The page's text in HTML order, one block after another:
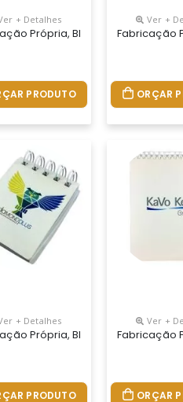
Utilidade, O Moleskine
+ Detalhes
Própria, Blocos
PRODUTO
Ver +
Fabricação
ORÇAR
Do Seu Jeito. Permite
+ Detalhes
Própria, Blocos
PRODUTO
Ver +
Fabricação
ORÇAR